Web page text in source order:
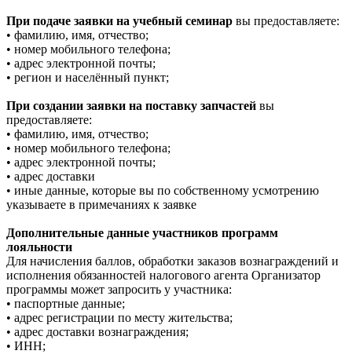
При подаче заявки на учебный семинар вы предоставляете:
• фамилию, имя, отчество;
• номер мобильного телефона;
• адрес электронной почты;
• регион и населённый пункт;
При создании заявки на поставку запчастей вы
предоставляете:
• фамилию, имя, отчество;
• номер мобильного телефона;
• адрес электронной почты;
• адрес доставки
• иные данные, которые вы по собственному усмотрению
указываете в примечаниях к заявке
Дополнительные данные участников программ
лояльности
Для начисления баллов, обработки заказов вознаграждений и
исполнения обязанностей налогового агента Организатор
программы может запросить у участника:
• паспортные данные;
• адрес регистрации по месту жительства;
• адрес доставки вознаграждения;
• ИНН;